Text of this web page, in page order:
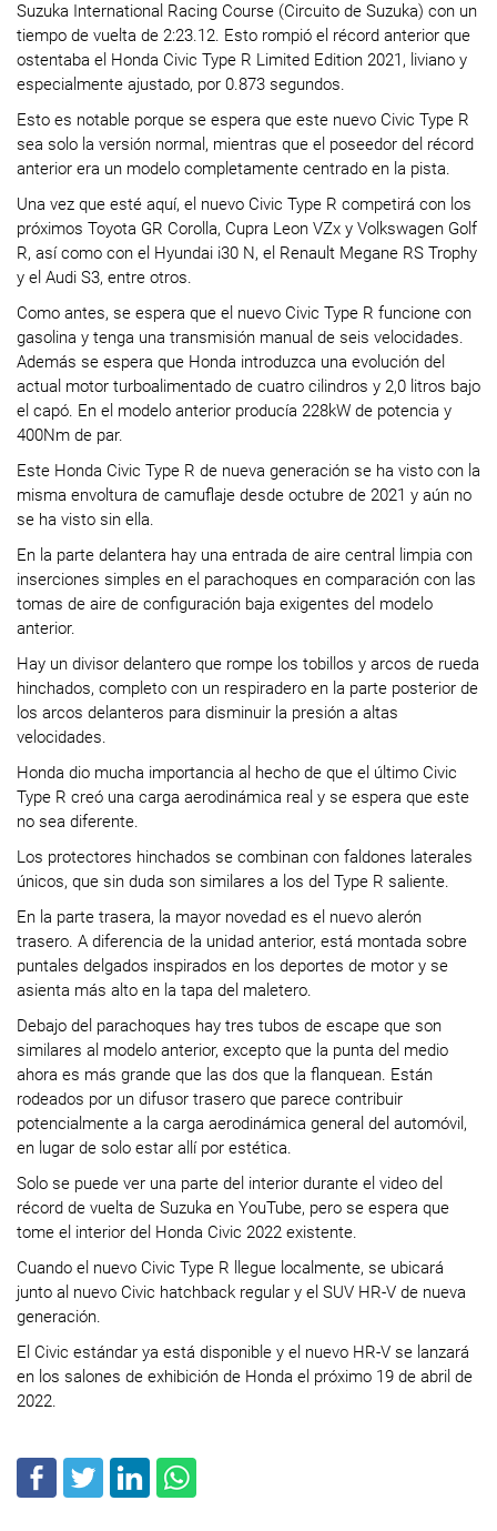
Suzuka International Racing Course (Circuito de Suzuka) con un
tiempo de vuelta de 2:23.12. Esto rompió el récord anterior que
ostentaba el Honda Civic Type R Limited Edition 2021, liviano y
especialmente ajustado, por 0.873 segundos.
Esto es notable porque se espera que este nuevo Civic Type R
sea solo la versión normal, mientras que el poseedor del récord
anterior era un modelo completamente centrado en la pista.
Una vez que esté aquí, el nuevo Civic Type R competirá con los
próximos Toyota GR Corolla, Cupra Leon VZx y Volkswagen Golf
R, así como con el Hyundai i30 N, el Renault Megane RS Trophy
y el Audi S3, entre otros.
Como antes, se espera que el nuevo Civic Type R funcione con
gasolina y tenga una transmisión manual de seis velocidades.
Además se espera que Honda introduzca una evolución del
actual motor turboalimentado de cuatro cilindros y 2,0 litros bajo
el capó. En el modelo anterior producía 228kW de potencia y
400Nm de par.
Este Honda Civic Type R de nueva generación se ha visto con la
misma envoltura de camuflaje desde octubre de 2021 y aún no
se ha visto sin ella.
En la parte delantera hay una entrada de aire central limpia con
inserciones simples en el parachoques en comparación con las
tomas de aire de configuración baja exigentes del modelo
anterior.
Hay un divisor delantero que rompe los tobillos y arcos de rueda
hinchados, completo con un respiradero en la parte posterior de
los arcos delanteros para disminuir la presión a altas
velocidades.
Honda dio mucha importancia al hecho de que el último Civic
Type R creó una carga aerodinámica real y se espera que este
no sea diferente.
Los protectores hinchados se combinan con faldones laterales
únicos, que sin duda son similares a los del Type R saliente.
En la parte trasera, la mayor novedad es el nuevo alerón
trasero. A diferencia de la unidad anterior, está montada sobre
puntales delgados inspirados en los deportes de motor y se
asienta más alto en la tapa del maletero.
Debajo del parachoques hay tres tubos de escape que son
similares al modelo anterior, excepto que la punta del medio
ahora es más grande que las dos que la flanquean. Están
rodeados por un difusor trasero que parece contribuir
potencialmente a la carga aerodinámica general del automóvil,
en lugar de solo estar allí por estética.
Solo se puede ver una parte del interior durante el video del
récord de vuelta de Suzuka en YouTube, pero se espera que
tome el interior del Honda Civic 2022 existente.
Cuando el nuevo Civic Type R llegue localmente, se ubicará
junto al nuevo Civic hatchback regular y el SUV HR-V de nueva
generación.
El Civic estándar ya está disponible y el nuevo HR-V se lanzará
en los salones de exhibición de Honda el próximo 19 de abril de
2022.